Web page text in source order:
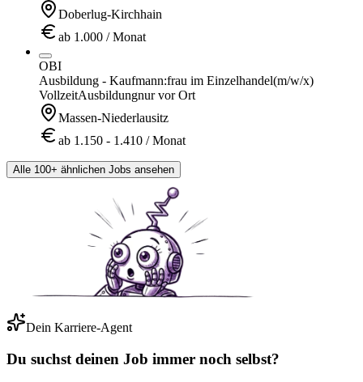
Doberlug-Kirchhain
ab 1.000 / Monat
OBI
Ausbildung - Kaufmann:frau im Einzelhandel(m/w/x)
VollzeitAusbildungnur vor Ort
Massen-Niederlausitz
ab 1.150 - 1.410 / Monat
Alle 100+ ähnlichen Jobs ansehen
Dein Karriere-Agent
Du suchst deinen Job immer noch selbst?